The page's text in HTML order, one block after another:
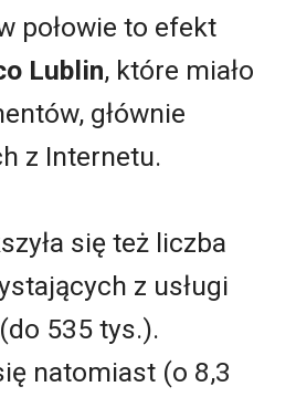
połowie to efekt
Lublin, które miało
głównie
z Internetu.
się też liczba
z usługi
535 tys.).
natomiast (o 8,3